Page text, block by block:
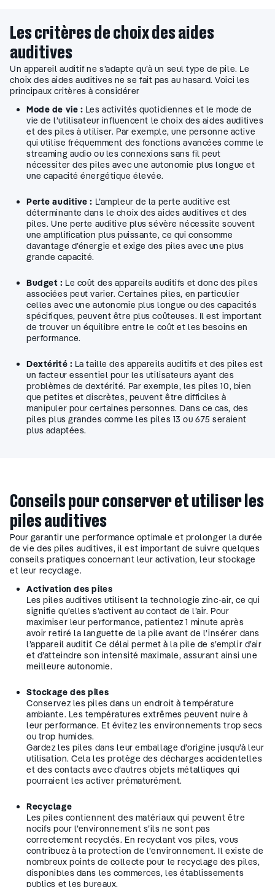
Les critères de choix des aides
auditives
Un appareil auditif ne s’adapte qu’à un seul type de pile. Le
choix des aides auditives ne se fait pas au hasard. Voici les
principaux critères à considérer
Mode de vie : Les activités quotidiennes et le mode de
vie de l’utilisateur influencent le choix des aides auditives
et des piles à utiliser. Par exemple, une personne active
qui utilise fréquemment des fonctions avancées comme le
streaming audio ou les connexions sans fil peut
nécessiter des piles avec une autonomie plus longue et
une capacité énergétique élevée.
Perte auditive : L’ampleur de la perte auditive est
déterminante dans le choix des aides auditives et des
piles. Une perte auditive plus sévère nécessite souvent
une amplification plus puissante, ce qui consomme
davantage d’énergie et exige des piles avec une plus
grande capacité.
Budget : Le coût des appareils auditifs et donc des piles
associées peut varier. Certaines piles, en particulier
celles avec une autonomie plus longue ou des capacités
spécifiques, peuvent être plus coûteuses. Il est important
de trouver un équilibre entre le coût et les besoins en
performance.
Dextérité : La taille des appareils auditifs et des piles est
un facteur essentiel pour les utilisateurs ayant des
problèmes de dextérité. Par exemple, les piles 10, bien
que petites et discrètes, peuvent être difficiles à
manipuler pour certaines personnes. Dans ce cas, des
piles plus grandes comme les piles 13 ou 675 seraient
plus adaptées.
Conseils pour conserver et utiliser les
piles auditives
Pour garantir une performance optimale et prolonger la durée
de vie des piles auditives, il est important de suivre quelques
conseils pratiques concernant leur activation, leur stockage
et leur recyclage.
Activation des piles
Les piles auditives utilisent la technologie zinc-air, ce qui
signifie qu’elles s’activent au contact de l’air. Pour
maximiser leur performance, patientez 1 minute après
avoir retiré la languette de la pile avant de l’insérer dans
l’appareil auditif. Ce délai permet à la pile de s’emplir d’air
et d’atteindre son intensité maximale, assurant ainsi une
meilleure autonomie.
Stockage des piles
Conservez les piles dans un endroit à température
ambiante. Les températures extrêmes peuvent nuire à
leur performance. Et évitez les environnements trop secs
ou trop humides.
Gardez les piles dans leur emballage d’origine jusqu’à leur
utilisation. Cela les protège des décharges accidentelles
et des contacts avec d’autres objets métalliques qui
pourraient les activer prématurément.
Recyclage
Les piles contiennent des matériaux qui peuvent être
nocifs pour l’environnement s’ils ne sont pas
correctement recyclés. En recyclant vos piles, vous
contribuez à la protection de l’environnement. Il existe de
nombreux points de collecte pour le recyclage des piles,
disponibles dans les commerces, les établissements
publics et les bureaux.